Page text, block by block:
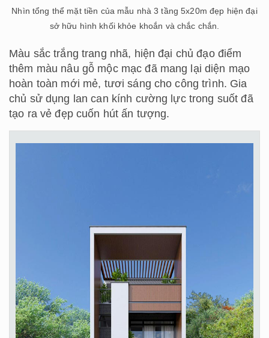
Nhìn tổng thể mặt tiền của mẫu nhà 3 tầng 5x20m đẹp hiện đại
sở hữu hình khối khỏe khoắn và chắc chắn.
Màu sắc trắng trang nhã, hiện đại chủ đạo điểm
thêm màu nâu gỗ mộc mạc đã mang lại diện mạo
hoàn toàn mới mẻ, tươi sáng cho công trình. Gia
chủ sử dụng lan can kính cường lực trong suốt đã
tạo ra vẻ đẹp cuốn hút ấn tượng.